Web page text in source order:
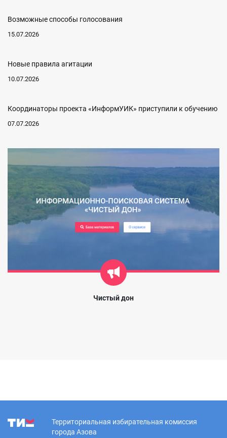
Возможные способы голосования
15.07.2026
Новые правила агитации
10.07.2026
Координаторы проекта «ИнформУИК» приступили к обучению
07.07.2026
Чистый дон
Территориальная избирательная комиссия
города Азова